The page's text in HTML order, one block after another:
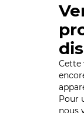
Cette
Pour
nous